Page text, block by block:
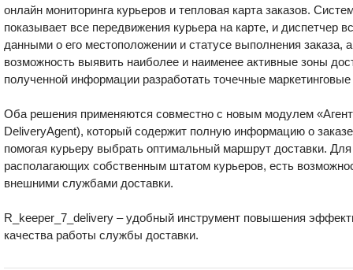
онлайн мониторинга курьеров и тепловая карта заказов.
показывает все передвижения курьера на карте, и диспетчер
данными о его местоположении и статусе выполнения заказа,
возможность выявить наиболее и наименее активные зоны
полученной информации разработать точечные
Оба решения применяются совместно с новым модулем
DeliveryAgent), который содержит полную информацию о
помогая курьеру выбрать оптимальный маршрут доставки. Для
располагающих собственным штатом курьеров, есть
внешними службами доставки.
R_keeper_7_delivery – удобный инструмент повышения
качества работы службы доставки.